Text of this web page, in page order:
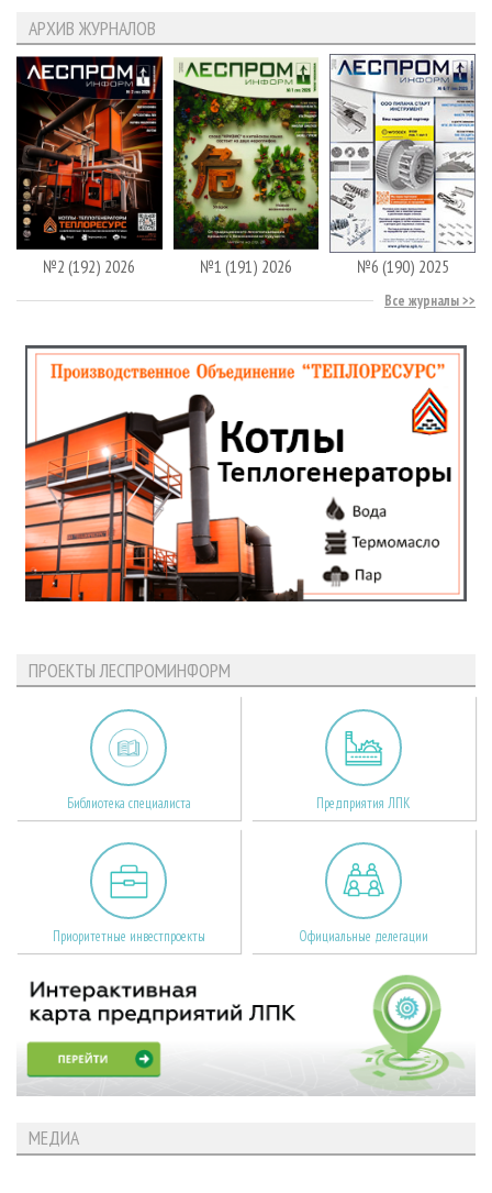
АРХИВ ЖУРНАЛОВ
№2 (192) 2026 №1 (191) 2026 №6 (190) 2025
Все журналы
ПРОЕКТЫ ЛЕСПРОМИНФОРМ
Библиотека специалиста Предприятия ЛПК
Приоритетные инвестпроекты Официальные делегации
МЕДИА